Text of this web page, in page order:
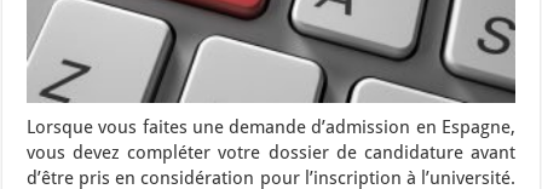
Lorsque vous faites une demande d’admission en Espagne,
vous devez compléter votre dossier de candidature avant
d’être pris en considération pour l’inscription à l’université.